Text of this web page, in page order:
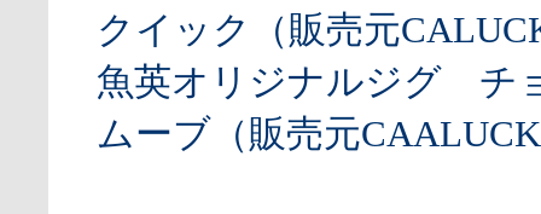
クイック（販売元
魚英オリジナルジグ チ
ムーブ（販売元